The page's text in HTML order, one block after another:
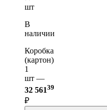
шт
В
наличии
Коробка
(картон)
1
шт —
32 56139
₽